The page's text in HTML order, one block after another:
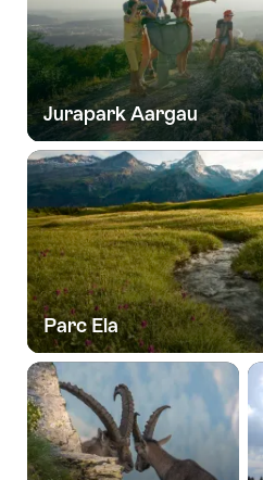
Jurapark Aargau
Parc Ela